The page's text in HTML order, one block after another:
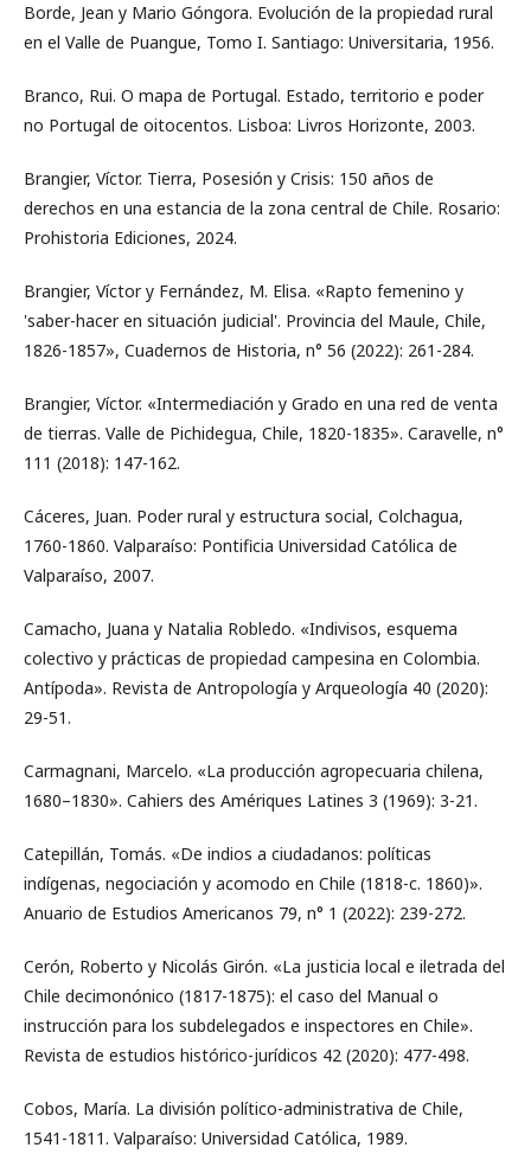
Borde, Jean y Mario Góngora. Evolución de la propiedad rural
en el Valle de Puangue, Tomo I. Santiago: Universitaria, 1956.
Branco, Rui. O mapa de Portugal. Estado, territorio e poder
no Portugal de oitocentos. Lisboa: Livros Horizonte, 2003.
Brangier, Víctor. Tierra, Posesión y Crisis: 150 años de
derechos en una estancia de la zona central de Chile. Rosario:
Prohistoria Ediciones, 2024.
Brangier, Víctor y Fernández, M. Elisa. «Rapto femenino y
'saber-hacer en situación judicial'. Provincia del Maule, Chile,
1826-1857», Cuadernos de Historia, n° 56 (2022): 261-284.
Brangier, Víctor. «Intermediación y Grado en una red de venta
de tierras. Valle de Pichidegua, Chile, 1820-1835». Caravelle, n°
111 (2018): 147-162.
Cáceres, Juan. Poder rural y estructura social, Colchagua,
1760-1860. Valparaíso: Pontificia Universidad Católica de
Valparaíso, 2007.
Camacho, Juana y Natalia Robledo. «Indivisos, esquema
colectivo y prácticas de propiedad campesina en Colombia.
Antípoda». Revista de Antropología y Arqueología 40 (2020):
29-51.
Carmagnani, Marcelo. «La producción agropecuaria chilena,
1680–1830». Cahiers des Amériques Latines 3 (1969): 3-21.
Catepillán, Tomás. «De indios a ciudadanos: políticas
indígenas, negociación y acomodo en Chile (1818-c. 1860)».
Anuario de Estudios Americanos 79, n° 1 (2022): 239-272.
Cerón, Roberto y Nicolás Girón. «La justicia local e iletrada del
Chile decimonónico (1817-1875): el caso del Manual o
instrucción para los subdelegados e inspectores en Chile».
Revista de estudios histórico-jurídicos 42 (2020): 477-498.
Cobos, María. La división político-administrativa de Chile,
1541-1811. Valparaíso: Universidad Católica, 1989.